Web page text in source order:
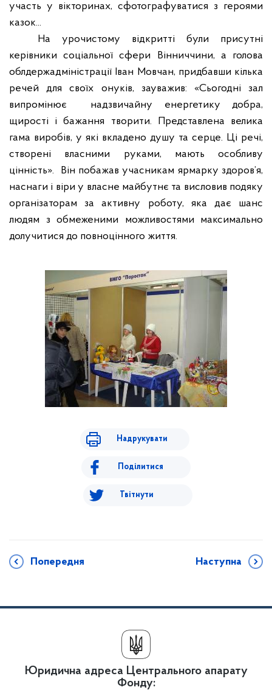
участь у вікторинах, сфотографуватися з героями
казок...
На урочистому відкритті були присутні
керівники соціальної сфери Вінниччини, а голова
облдержадміністрації Іван Мовчан, придбавши кілька
речей для своїх онуків, зауважив: «Сьогодні зал
випромінює
надзвичайну енергетику добра,
щирості і бажання творити. Представлена велика
гама виробів, у які вкладено душу та серце. Ці речі,
створені власними руками, мають особливу
цінність». Він побажав учасникам ярмарку здоров’я,
наснаги і віри у власне майбутнє та висловив подяку
організаторам за активну роботу, яка дає шанс
людям з обмеженими можливостями максимально
долучитися до повноцінного життя.
Надрукувати
Поділитися
Твітнути
Попередня Наступна
Юридична адреса Центрального апарату
Фонду: